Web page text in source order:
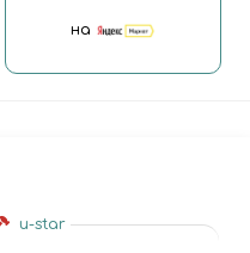
на
u-star